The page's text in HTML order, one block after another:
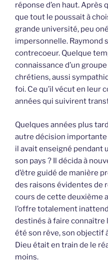
réponse d’en haut. Après
que tout le poussait à
grande université, peu
impersonnelle. Raymond
contrecoeur. Quelque
connaissance d’un
chrétiens, aussi
foi. Ce qu’il vécut en leur
années qui suivirent
Quelques années plus
autre décision importante
il avait enseigné pendant
son pays ? Il décida à
d’être guidé de manière
des raisons évidentes de
cours de cette deuxième
l’offre totalement
destinés à faire connaître
été son rêve, son objectif
Dieu était en train de le
moins.